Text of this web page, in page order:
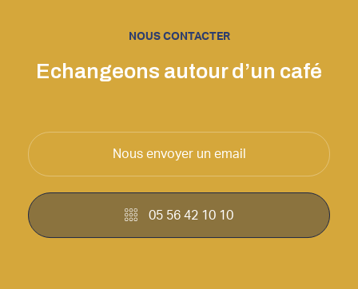
NOUS CONTACTER
Echangeons autour d’un café
Nous envoyer un email
05 56 42 10 10